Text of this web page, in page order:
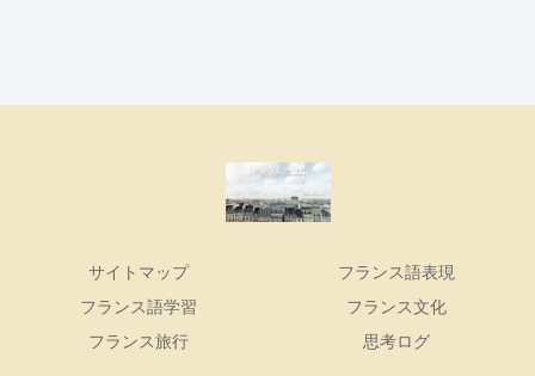
サイトマップ
フランス語表現
フランス語学習
フランス文化
フランス旅行
思考ログ